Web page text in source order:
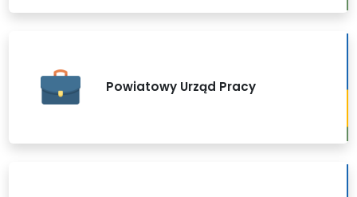
Powiatowy Urząd Pracy